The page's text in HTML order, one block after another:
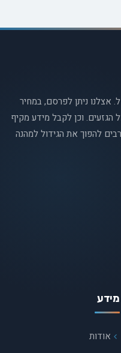
אצלנו ניתן לפרסם, במחיר
הגזעים. וכן לקבל מידע מקיף
להפוך את הגידול למהנה
מידע
אודות